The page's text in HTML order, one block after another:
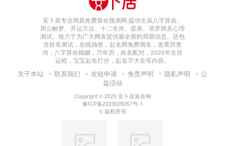
安卜居专业周易免费算命预测网,提供生辰八字算命、
周公解梦、开运方法、十二生肖、星座、塔罗牌及心理
测试。致力于为广大网友提供最全面的周易信息。还包
含姓名测试，在线抽签，起名网免费测名，老黄历查
询，八字算命婚姻，万年历，姓名配对，2025年生肖
运程，宝宝起名打分，起名字大全等内容。
关于本站 联系我们 友链申请 免责声明 隐私声明
公
益活动
Copyright © 2023 安卜居算命网
豫ICP备2023028267号-1
© 版权所有